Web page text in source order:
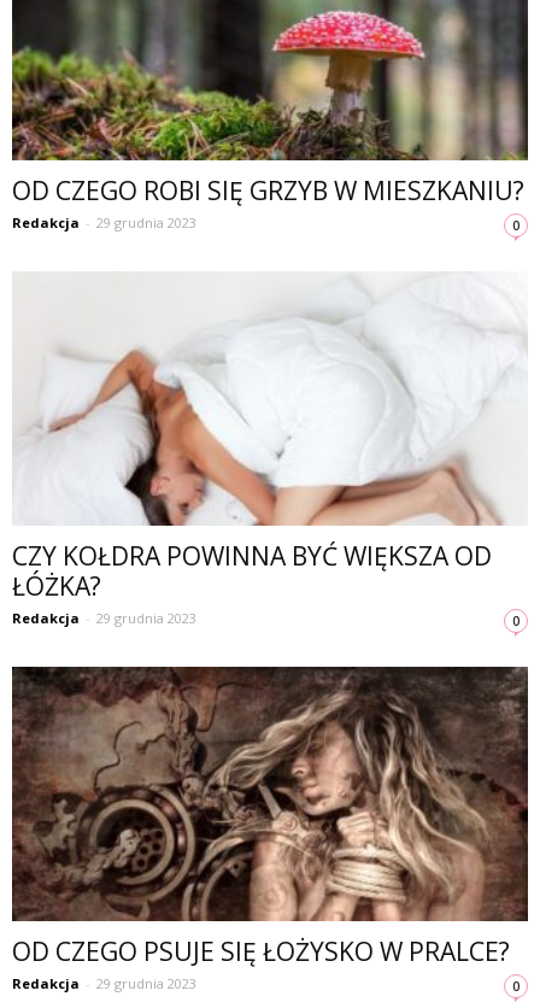
OD CZEGO ROBI SIĘ GRZYB W MIESZKANIU?
Redakcja - 29 grudnia 2023 0
CZY KOŁDRA POWINNA BYĆ WIĘKSZA OD
ŁÓŻKA?
Redakcja - 29 grudnia 2023 0
OD CZEGO PSUJE SIĘ ŁOŻYSKO W PRALCE?
Redakcja - 29 grudnia 2023 0